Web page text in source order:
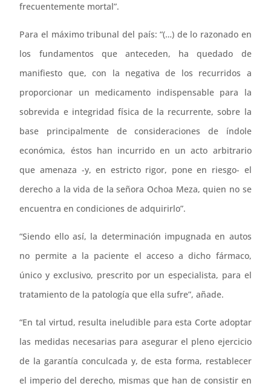
frecuentemente mortal”.
Para el máximo tribunal del país: “(…) de lo razonado en
los fundamentos que anteceden, ha quedado de
manifiesto que, con la negativa de los recurridos a
proporcionar un medicamento indispensable para la
sobrevida e integridad física de la recurrente, sobre la
base principalmente de consideraciones de índole
económica, éstos han incurrido en un acto arbitrario
que amenaza -y, en estricto rigor, pone en riesgo- el
derecho a la vida de la señora Ochoa Meza, quien no se
encuentra en condiciones de adquirirlo”.
“Siendo ello así, la determinación impugnada en autos
no permite a la paciente el acceso a dicho fármaco,
único y exclusivo, prescrito por un especialista, para el
tratamiento de la patología que ella sufre”, añade.
“En tal virtud, resulta ineludible para esta Corte adoptar
las medidas necesarias para asegurar el pleno ejercicio
de la garantía conculcada y, de esta forma, restablecer
el imperio del derecho, mismas que han de consistir en